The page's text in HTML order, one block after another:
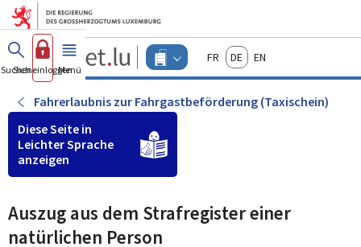
Zum Hauptmenü
Zum Inhalt
Guichet.lu
Changer
d'espace
Menu
actif
FrançaisDeutschEnglish
Suchen
Sich einloggen
Menü Haupt-
Fahrerlaubnis zur Fahrgastbeförderung (Taxischein)
Diese Seite in
Leichter Sprache
anzeigen
Auszug aus dem Strafregister einer
natürlichen Person